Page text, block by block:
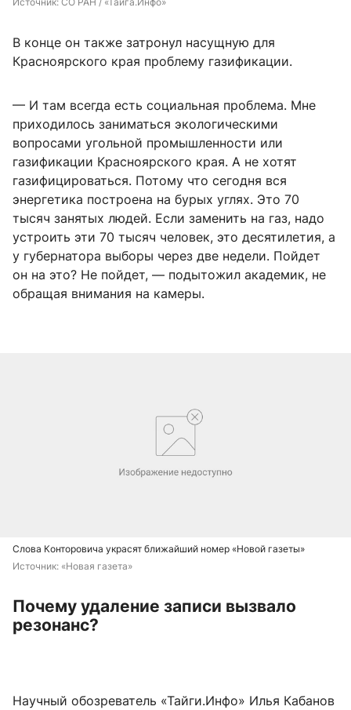
В конце он также затронул насущную для
Красноярского края проблему газификации.
— И там всегда есть социальная проблема. Мне
приходилось заниматься экологическими
вопросами угольной промышленности или
газификации Красноярского края. А не хотят
газифицироваться. Потому что сегодня вся
энергетика построена на бурых углях. Это 70
тысяч занятых людей. Если заменить на газ, надо
устроить эти 70 тысяч человек, это десятилетия, а
у губернатора выборы через две недели. Пойдет
он на это? Не пойдет, — подытожил академик, не
обращая внимания на камеры.
Слова Конторовича украсят ближайший номер «Новой газеты»
Источник: «Новая газета»
Почему удаление записи вызвало
резонанс?
Научный обозреватель «Тайги.Инфо» Илья Кабанов